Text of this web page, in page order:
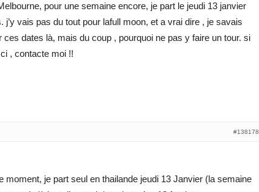
pour une semaine encore, je part le jeudi 13 janvier
j’y vais pas du tout pour lafull moon, et a vrai dire , je savais
dates là, mais du coup , pourquoi ne pas y faire un tour. si
, contacte moi !!
#138178
moment, je part seul en thailande jeudi 13 Janvier (la semaine